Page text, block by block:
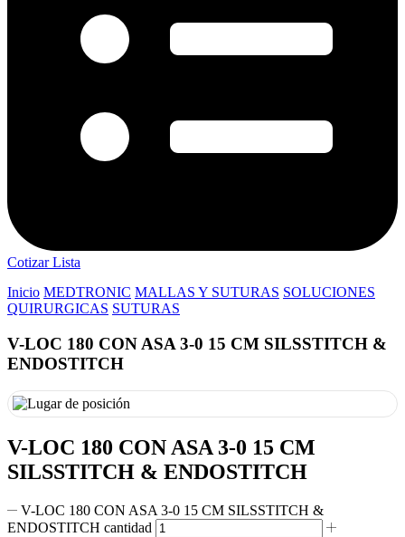
Cotizar Lista
Inicio MEDTRONIC MALLAS Y SUTURAS SOLUCIONES
QUIRURGICAS SUTURAS
V-LOC 180 CON ASA 3-0 15 CM SILSSTITCH &
ENDOSTITCH
V-LOC 180 CON ASA 3-0 15 CM
SILSSTITCH & ENDOSTITCH
V-LOC 180 CON ASA 3-0 15 CM SILSSTITCH &
ENDOSTITCH cantidad